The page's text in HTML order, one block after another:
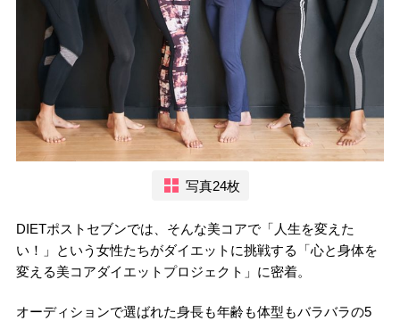
写真24枚
DIETポストセブンでは、そんな美コアで「人生を変えた
い！」という女性たちがダイエットに挑戦する「心と身体を
変える美コアダイエットプロジェクト」に密着。
オーディションで選ばれた身長も年齢も体型もバラバラの5